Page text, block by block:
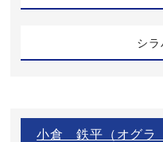
シラ
小倉 鉄平（オグラ